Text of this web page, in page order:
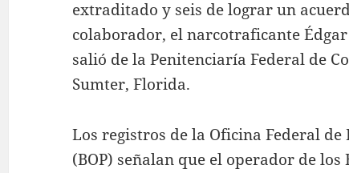
extraditado y seis de lograr un
colaborador, el narcotraficante
salió de la Penitenciaría Federal de
Sumter, Florida.
Los registros de la Oficina Federal de
(BOP) señalan que el operador de